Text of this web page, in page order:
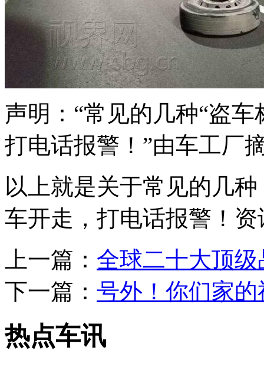
声明：“常见的几种“盗
打电话报警！”由车工厂
以上就是关于常见的几
车开走，打电话报警！
上一篇： 全球二十大顶
下一篇： 号外！你们家
热点车讯